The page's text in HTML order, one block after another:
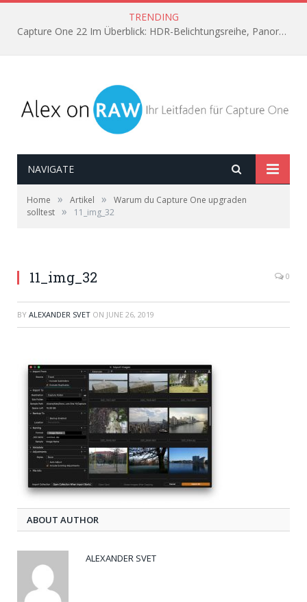
TRENDING
Capture One 22 Im Überblick: HDR-Belichtungsreihe, Panorama aus Einzelbildern, Horizont automatisch ausrichten
NAVIGATE
Home » Artikel »
Warum du Capture One upgraden
solltest » 11_img_32
11_img_32 0
BY ALEXANDER SVET ON JUNE 26, 2019
ABOUT AUTHOR
ALEXANDER SVET